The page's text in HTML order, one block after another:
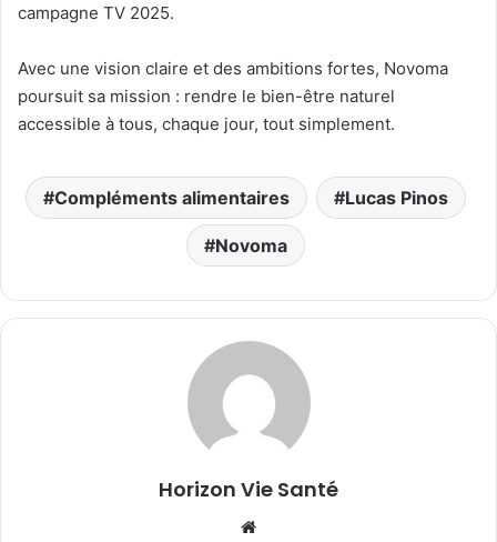
campagne TV 2025.
Avec une vision claire et des ambitions fortes, Novoma
poursuit sa mission : rendre le bien-être naturel
accessible à tous, chaque jour, tout simplement.
Compléments alimentaires Lucas Pinos
Novoma
Horizon Vie Santé